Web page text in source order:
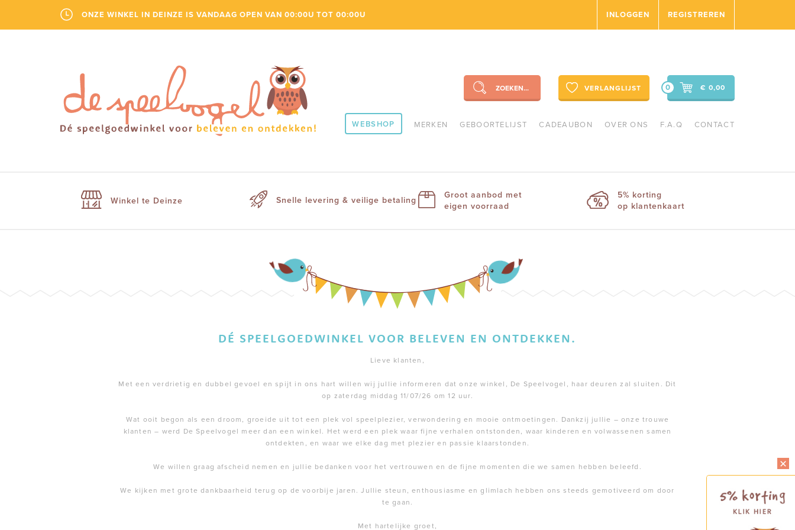
ONZE WINKEL IN DEINZE IS VANDAAG OPEN VAN 00:00U TOT 00:00U INLOGGEN REGISTREREN
ZOEKEN...
SEARCH
VERLANGLIJST € 0,00
0
WEBSHOP MERKEN GEBOORTELIJST CADEAUBON OVER ONS F.A.Q CONTACT
Winkel te Deinze Snelle levering & veilige betaling
Groot aanbod met
eigen voorraad
5% korting
op klantenkaart
DÉ SPEELGOEDWINKEL VOOR BELEVEN EN ONTDEKKEN.
Lieve klanten,
Met een verdrietig en dubbel gevoel en spijt in ons hart willen wij jullie informeren dat onze winkel, De Speelvogel, haar deuren zal sluiten. Dit
op zaterdag middag 11/07/26 om 12 uur.
Wat ooit begon als een droom, groeide uit tot een plek vol speelplezier, verwondering en mooie ontmoetingen. Dankzij jullie – onze trouwe
klanten – werd De Speelvogel meer dan een winkel. Het werd een plek waar fijne verhalen ontstonden, waar kinderen en volwassenen samen
ontdekten, en waar we elke dag met plezier en passie klaarstonden.
We willen graag afscheid nemen en jullie bedanken voor het vertrouwen en de fijne momenten die we samen hebben beleefd.
We kijken met grote dankbaarheid terug op de voorbije jaren. Jullie steun, enthousiasme en glimlach hebben ons steeds gemotiveerd om door
te gaan.
Met hartelijke groet,